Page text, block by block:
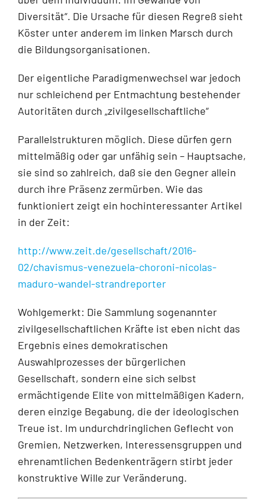
Diversität“. Die Ursache für diesen Regreß sieht
Köster unter anderem im linken Marsch durch
die Bildungsorganisationen.
Der eigentliche Paradigmenwechsel war jedoch
nur schleichend per Entmachtung bestehender
Autoritäten durch „zivilgesellschaftliche“
Parallelstrukturen möglich. Diese dürfen gern
mittelmäßig oder gar unfähig sein – Hauptsache,
sie sind so zahlreich, daß sie den Gegner allein
durch ihre Präsenz zermürben. Wie das
funktioniert zeigt ein hochinteressanter Artikel
in der Zeit:
http://www.zeit.de/gesellschaft/2016-
02/chavismus-venezuela-choroni-nicolas-
maduro-wandel-strandreporter
Wohlgemerkt: Die Sammlung sogenannter
zivilgesellschaftlichen Kräfte ist eben nicht das
Ergebnis eines demokratischen
Auswahlprozesses der bürgerlichen
Gesellschaft, sondern eine sich selbst
ermächtigende Elite von mittelmäßigen Kadern,
deren einzige Begabung, die der ideologischen
Treue ist. Im undurchdringlichen Geflecht von
Gremien, Netzwerken, Interessensgruppen und
ehrenamtlichen Bedenkenträgern stirbt jeder
konstruktive Wille zur Veränderung.